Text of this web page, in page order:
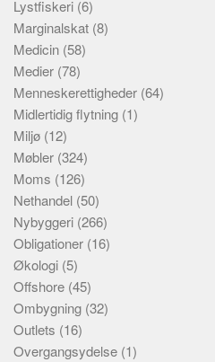
Lystfiskeri (6)
Marginalskat (8)
Medicin (58)
Medier (78)
Menneskerettigheder (64)
Midlertidig flytning (1)
Miljø (12)
Møbler (324)
Moms (126)
Nethandel (50)
Nybyggeri (266)
Obligationer (16)
Økologi (5)
Offshore (45)
Ombygning (32)
Outlets (16)
Overgangsydelse (1)